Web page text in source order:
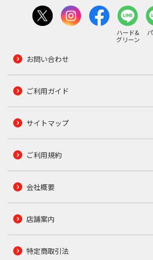
ハード&
グリーン
お問い合わせ
ご利用ガイド
サイトマップ
ご利用規約
会社概要
店舗案内
特定商取引法